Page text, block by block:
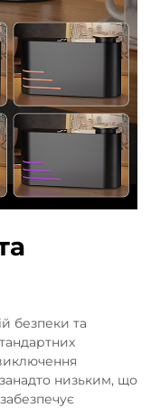
безпеки та
низьким, що